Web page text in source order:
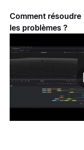
Comment résoudre
les problèmes ?